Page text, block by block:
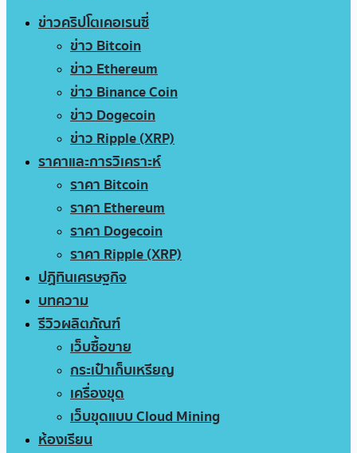
ข่าวคริปโตเคอเรนซี่
ข่าว Bitcoin
ข่าว Ethereum
ข่าว Binance Coin
ข่าว Dogecoin
ข่าว Ripple (XRP)
ราคาและการวิเคราะห์
ราคา Bitcoin
ราคา Ethereum
ราคา Dogecoin
ราคา Ripple (XRP)
ปฏิทินเศรษฐกิจ
บทความ
รีวิวผลิตภัณฑ์
เว็บซื้อขาย
กระเป๋าเก็บเหรียญ
เครื่องขุด
เว็บขุดแบบ Cloud Mining
ห้องเรียน